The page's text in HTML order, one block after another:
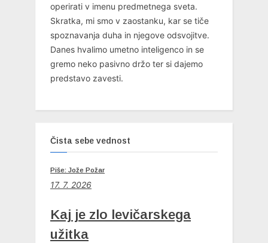
operirati v imenu predmetnega sveta.
Skratka, mi smo v zaostanku, kar se tiče
spoznavanja duha in njegove odsvojitve.
Danes hvalimo umetno inteligenco in se
gremo neko pasivno držo ter si dajemo
predstavo zavesti.
Čista sebe vednost
Piše: Jože Požar
17. 7. 2026
Kaj je zlo levičarskega
užitka